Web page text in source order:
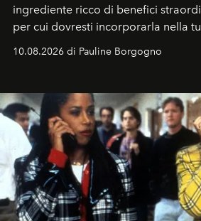
ingrediente ricco di benefici
per cui dovresti incorporarla nella
10.08.2026 di Pauline Borgogno